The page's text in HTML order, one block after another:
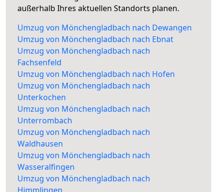
außerhalb Ihres aktuellen Standorts planen.
Umzug von Mönchengladbach nach Dewangen
Umzug von Mönchengladbach nach Ebnat
Umzug von Mönchengladbach nach
Fachsenfeld
Umzug von Mönchengladbach nach Hofen
Umzug von Mönchengladbach nach
Unterkochen
Umzug von Mönchengladbach nach
Unterrombach
Umzug von Mönchengladbach nach
Waldhausen
Umzug von Mönchengladbach nach
Wasseralfingen
Umzug von Mönchengladbach nach